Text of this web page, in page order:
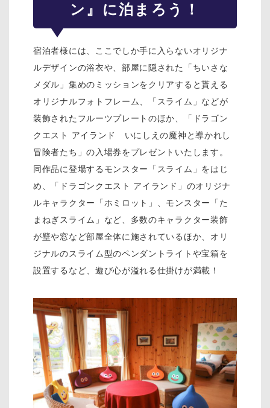
ン』に泊まろう！
宿泊者様には、ここでしか手に入らないオリジナ
ルデザインの浴衣や、部屋に隠された「ちいさな
メダル」集めのミッションをクリアすると貰える
オリジナルフォトフレーム、「スライム」などが
装飾されたフルーツプレートのほか、「ドラゴン
クエスト アイランド いにしえの魔神と導かれし
冒険者たち」の入場券をプレゼントいたします。
同作品に登場するモンスター「スライム」をはじ
め、「ドラゴンクエスト アイランド」のオリジナ
ルキャラクター「ホミロット」、モンスター「た
まねぎスライム」など、多数のキャラクター装飾
が壁や窓など部屋全体に施されているほか、オリ
ジナルのスライム型のペンダントライトや宝箱を
設置するなど、遊び心が溢れる仕掛けが満載！